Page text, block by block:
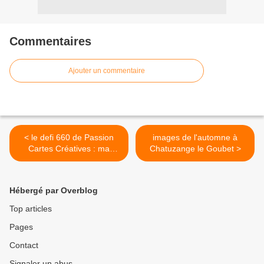
Commentaires
Ajouter un commentaire
< le defi 660 de Passion
Cartes Créatives : ma
proposition !!
images de l'automne à
Chatuzange le Goubet >
Hébergé par Overblog
Top articles
Pages
Contact